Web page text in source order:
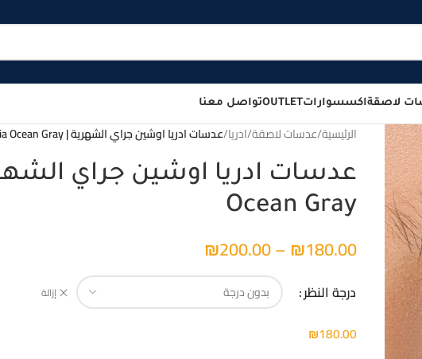
لاصقةاكسسوارات OUTLETتواصل معنا
الرئيسية/عدسات لاصقة/ادريا/عدسات ادريا اوشين جراي الشهرية | Adria Ocean Gray
Ocean Gray
₪180.00
–
₪200.00
درجة النظر إزالة
₪180.00